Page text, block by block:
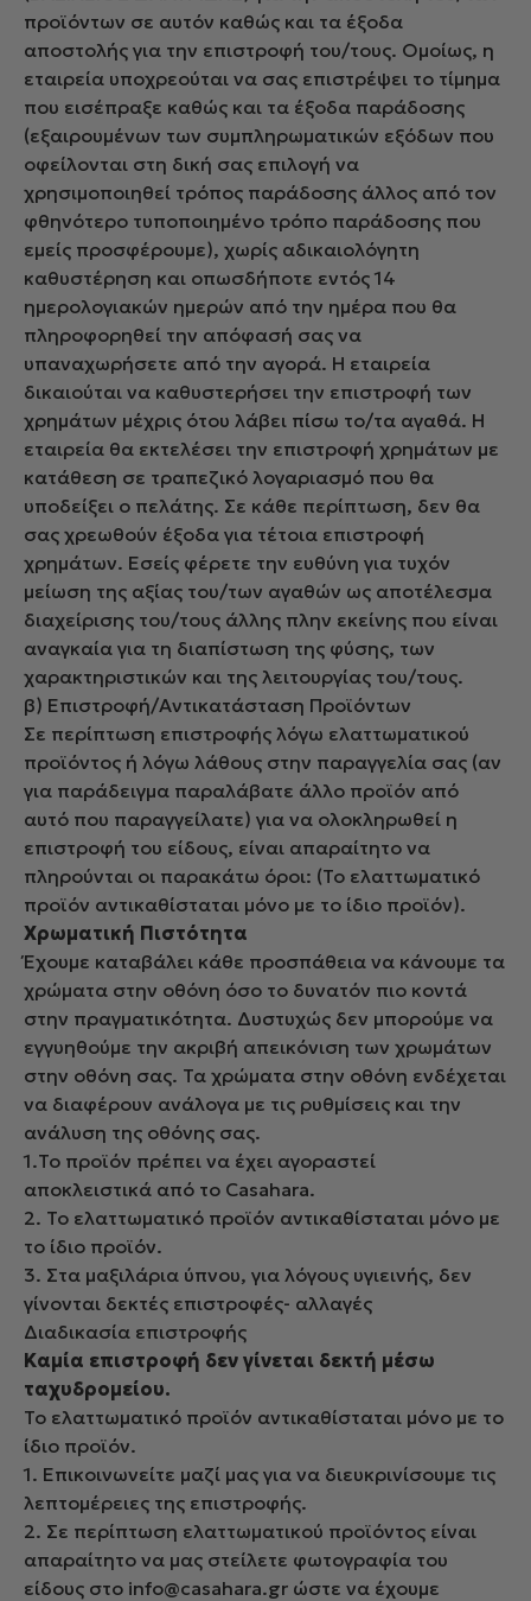
προϊόντων σε αυτόν καθώς και τα έξοδα
αποστολής για την επιστροφή του/τους. Ομοίως, η
εταιρεία υποχρεούται να σας επιστρέψει το τίμημα
που εισέπραξε καθώς και τα έξοδα παράδοσης
(εξαιρουμένων των συμπληρωματικών εξόδων που
οφείλονται στη δική σας επιλογή να
χρησιμοποιηθεί τρόπος παράδοσης άλλος από τον
φθηνότερο τυποποιημένο τρόπο παράδοσης που
εμείς προσφέρουμε), χωρίς αδικαιολόγητη
καθυστέρηση και οπωσδήποτε εντός 14
ημερολογιακών ημερών από την ημέρα που θα
πληροφορηθεί την απόφασή σας να
υπαναχωρήσετε από την αγορά. Η εταιρεία
δικαιούται να καθυστερήσει την επιστροφή των
χρημάτων μέχρις ότου λάβει πίσω το/τα αγαθά. Η
εταιρεία θα εκτελέσει την επιστροφή χρημάτων με
κατάθεση σε τραπεζικό λογαριασμό που θα
υποδείξει ο πελάτης. Σε κάθε περίπτωση, δεν θα
σας χρεωθούν έξοδα για τέτοια επιστροφή
χρημάτων. Εσείς φέρετε την ευθύνη για τυχόν
μείωση της αξίας του/των αγαθών ως αποτέλεσμα
διαχείρισης του/τους άλλης πλην εκείνης που είναι
αναγκαία για τη διαπίστωση της φύσης, των
χαρακτηριστικών και της λειτουργίας του/τους.
β) Επιστροφή/Αντικατάσταση Προϊόντων
Σε περίπτωση επιστροφής λόγω ελαττωματικού
προϊόντος ή λόγω λάθους στην παραγγελία σας (αν
για παράδειγμα παραλάβατε άλλο προϊόν από
αυτό που παραγγείλατε) για να ολοκληρωθεί η
επιστροφή του είδους, είναι απαραίτητο να
πληρούνται οι παρακάτω όροι: (Το ελαττωματικό
προϊόν αντικαθίσταται μόνο με το ίδιο προϊόν).
Χρωματική Πιστότητα
Έχουμε καταβάλει κάθε προσπάθεια να κάνουμε τα
χρώματα στην οθόνη όσο το δυνατόν πιο κοντά
στην πραγματικότητα. Δυστυχώς δεν μπορούμε να
εγγυηθούμε την ακριβή απεικόνιση των χρωμάτων
στην οθόνη σας. Τα χρώματα στην οθόνη ενδέχεται
να διαφέρουν ανάλογα με τις ρυθμίσεις και την
ανάλυση της οθόνης σας.
1.Το προϊόν πρέπει να έχει αγοραστεί
αποκλειστικά από το Casahara.
2. Το ελαττωματικό προϊόν αντικαθίσταται μόνο με
το ίδιο προϊόν.
3. Στα μαξιλάρια ύπνου, για λόγους υγιεινής, δεν
γίνονται δεκτές επιστροφές- αλλαγές
Διαδικασία επιστροφής
Καμία επιστροφή δεν γίνεται δεκτή μέσω
ταχυδρομείου.
Το ελαττωματικό προϊόν αντικαθίσταται μόνο με το
ίδιο προϊόν.
1. Επικοινωνείτε μαζί μας για να διευκρινίσουμε τις
λεπτομέρειες της επιστροφής.
2. Σε περίπτωση ελαττωματικού προϊόντος είναι
απαραίτητο να μας στείλετε φωτογραφία του
είδους στο info@casahara.gr ώστε να έχουμε